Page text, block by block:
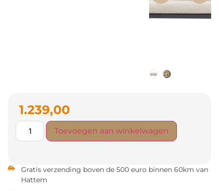
1.239,00
Toevoegen aan winkelwagen
Gratis verzending boven de 500 euro binnen 60km van
Hattem